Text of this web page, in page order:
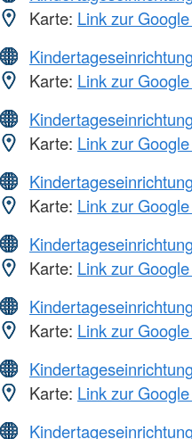
Karte: Link zur
Kindertageseinrichtung
Karte: Link zur
Kindertageseinrichtung
Karte: Link zur
Kindertageseinrichtung
Karte: Link zur
Kindertageseinrichtung
Karte: Link zur
Kindertageseinrichtung
Karte: Link zur
Kindertageseinrichtung
Karte: Link zur
Kindertageseinrichtung